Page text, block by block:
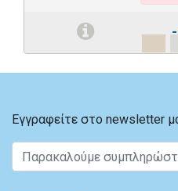
-
Εγγραφείτε στο newsletter